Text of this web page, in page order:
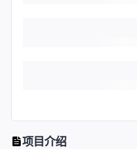
项目介绍